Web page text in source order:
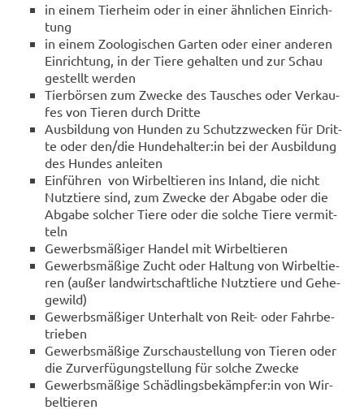
in einem Tier­heim oder in einer ähn­li­chen Ein­rich­
tung
in einem Zoo­lo­gi­schen Gar­ten oder einer an­de­ren
Ein­rich­tung, in der Tiere ge­hal­ten und zur Schau
ge­stellt wer­den
Tier­bör­sen zum Zwe­cke des Tau­sches oder Ver­kau­
fes von Tie­ren durch Drit­te
Aus­bil­dung von Hun­den zu Schutz­zwe­cken für Drit­
te oder den/die Hun­de­hal­ter:in bei der Aus­bil­dung
des Hun­des an­lei­ten
Ein­füh­ren von Wir­bel­tie­ren ins In­land, die nicht
Nutz­tie­re sind, zum Zwe­cke der Ab­ga­be oder die
Ab­ga­be sol­cher Tiere oder die sol­che Tiere ver­mit­
teln
Ge­werbs­mä­ßi­ger Han­del mit Wir­bel­tie­ren
Ge­werbs­mä­ßi­ge Zucht oder Hal­tung von Wir­bel­tie­
ren (außer land­wirt­schaft­li­che Nutz­tie­re und Ge­he­
ge­wild)
Ge­werbs­mä­ßi­ger Un­ter­halt von Reit- oder Fahr­be­
trie­ben
Ge­werbs­mä­ßi­ge Zur­schau­stel­lung von Tie­ren oder
die Zur­ver­fü­gung­stel­lung für sol­che Zwe­cke
Ge­werbs­mä­ßi­ge Schäd­lings­be­kämp­fer:in von Wir­
bel­tie­ren